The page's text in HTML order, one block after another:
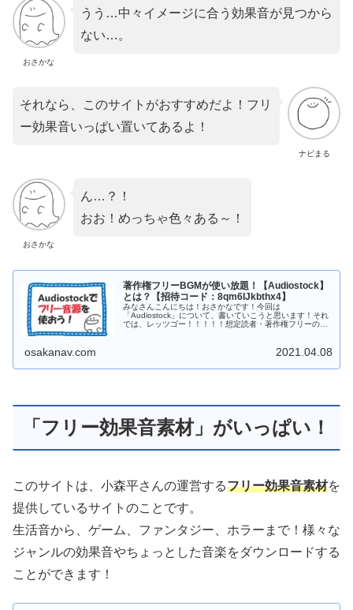
おさかな
うう…中々イメージに合う効果音が見つから
ない…。
ナビまる
それなら、このサイトがおすすめだよ！フリ
ー効果音いっぱい置いてあるよ！
おさかな
ん…？！
おお！めっちゃ色々ある～！
著作権フリーBGMが使い放題！【Audiostock】
とは？【招待コード：8qm6IJkbthx4】
みなさんこんにちは！おさかなです！今回は
「Audiostock」について、書いていこうと思います！それ
では、レッツゴー！！！！！想定読者・著作権フリーの音
osakanav.com 2021.04.08
「フリー効果音素材」がいっぱい！
このサイトは、小森平さんの運営するフリー効果音素材を
提供しているサイトのことです。
生活音から、ゲーム、ファンタジー、ホラーまで！様々な
ジャンルの効果音やちょっとした音楽をダウンロードする
ことができます！